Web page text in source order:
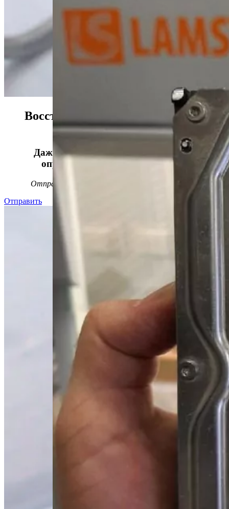
Восстанавливаем данные в 98%
случаев!
Даже, если носитель информации не
определяется, стучит или пищит.
Отправьте заявку на
диагностику
Отправить